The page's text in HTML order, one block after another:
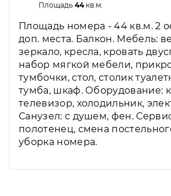
Площадь 44кв.м.
Площадь номера - 44 кв.м. 2
доп. места. Балкон. Мебель:
зеркало, кресла, кровать
набор мягкой мебели,
тумбочки, стол, столик
тумба, шкаф. Оборудование:
телевизор, холодильник,
Санузел: с душем, фен.
полотенец, смена
уборка номера.